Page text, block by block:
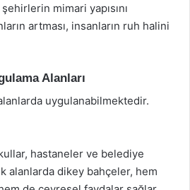
mimari yapısını
artması, insanların ruh halini
Alanları
uygulanabilmektedir.
hastaneler ve belediye
alanlarda dikey bahçeler, hem